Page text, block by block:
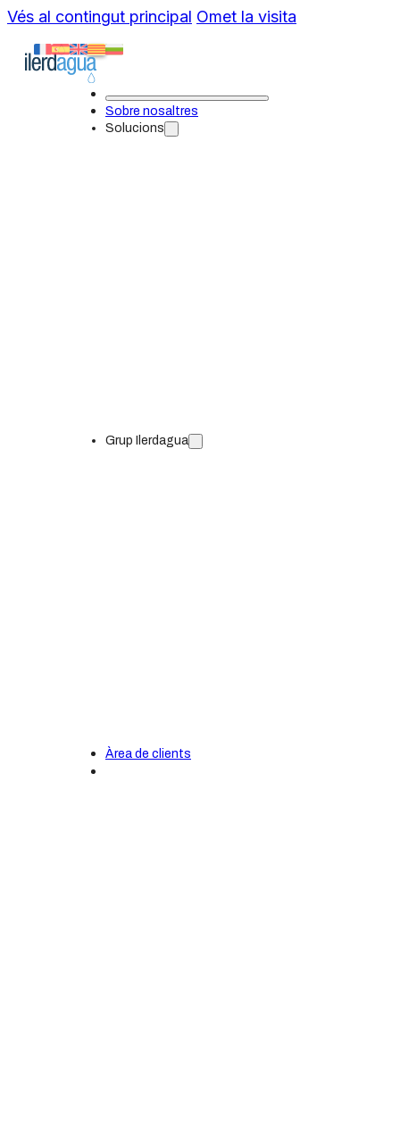
Vés al contingut principal Omet la visita
Sobre nosaltres
Solucions
ETAP: Aigua potable
Grup Ilerdagua
Àrea de clients